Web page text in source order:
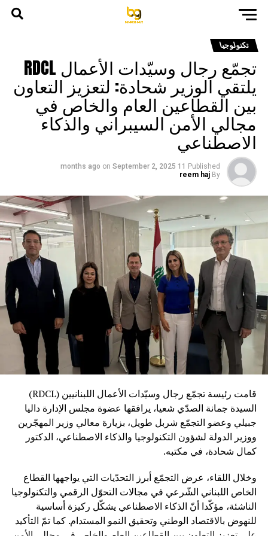
تكنولوجيا
تجمّع رجال وسيّدات الأعمال RDCL
يلتقي الوزير شحادة: لتعزيز التعاون
بين القطاعين العام والخاص في
مجالي الأمن السيبراني والذكاء
الاصطناعي
Published
11 months ago
on September 2, 2025
By
reem haj
قامت رئيسة تجمّع رجال وسيّدات الأعمال اللبنانيين (RDCL)
السيدة جمانة الصدّي شعيا، يرافقها عضوة مجلس الإدارة داليا
جبيلي وعضو التجمّع شربل طويل، بزيارة معالي وزير المهجّرين
ووزير الدولة لشؤون التكنولوجيا والذكاء الاصطناعي، الدكتور
كمال شحادة، في مكتبه.
وخلال اللقاء، عرض التجمّع أبرز التحدّيات التي يواجهها القطاع
الخاص اللبناني الشّرعي في مجالات التحوّل الرقمي والتكنولوجيا
الناشئة، مؤكّدا أنّ الذكاء الاصطناعي يشكّل ركيزة أساسية
للنهوض بالاقتصاد الوطني وتحقيق النمو المستدام. كما تمّ التأكيد